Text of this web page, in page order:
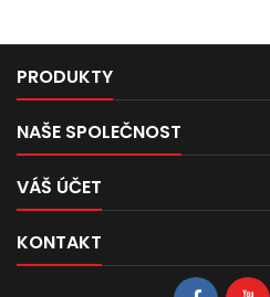
PRODUKTY
NAŠE SPOLEČNOST
VÁŠ ÚČET
KONTAKT